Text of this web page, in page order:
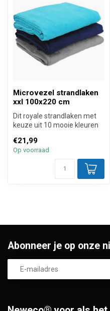
Microvezel strandlaken
xxl 100x220 cm
Dit royale strandlaken met
keuze uit 10 mooie kleuren
€21,99
Op voorraad
Abonneer je op onze